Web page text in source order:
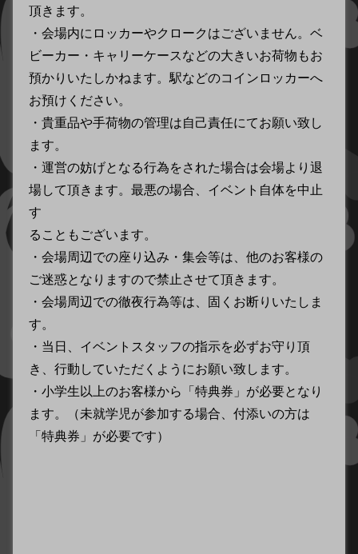
頂きます。
・会場内にロッカーやクロークはございません。ベ
ビーカー・キャリーケースなどの大きいお荷物もお
預かりいたしかねます。駅などのコインロッカーへ
お預けください。
・貴重品や手荷物の管理は自己責任にてお願い致し
ます。
・運営の妨げとなる行為をされた場合は会場より退
場して頂きます。最悪の場合、イベント自体を中止
す
ることもございます。
・会場周辺での座り込み・集会等は、他のお客様の
ご迷惑となりますので禁止させて頂きます。
・会場周辺での徹夜行為等は、固くお断りいたしま
す。
・当日、イベントスタッフの指示を必ずお守り頂
き、行動していただくようにお願い致します。
・小学生以上のお客様から「特典券」が必要となり
ます。（未就学児が参加する場合、付添いの方は
「特典券」が必要です）